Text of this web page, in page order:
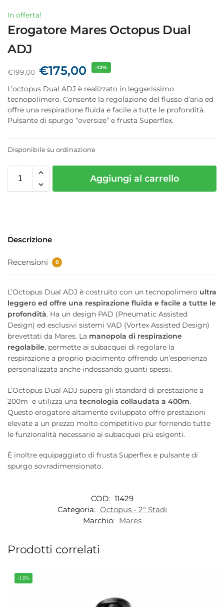
In offerta!
Erogatore Mares Octopus Dual
ADJ
€199,00 €175,00 -12%
L’octopus Dual ADJ è realizzato in leggerissimo
tecnopolimero. Consente la regolazione del flusso d’aria ed
offre una respirazione fluida e facile a tutte le profondità.
Pulsante di spurgo “oversize” e frusta Superflex.
Disponibile su ordinazione
Aggiungi al carrello
Descrizione
Recensioni 0
L’Octopus Dual ADJ è costruito con un tecnopolimero ultra
leggero ed offre una respirazione fluida e facile a tutte le
profondità. Ha un design PAD (Pneumatic Assisted
Design) ed esclusivi sistemi VAD (Vortex Assisted Design)
brevettati da Mares. La manopola di respirazione
regolabile, permette ai subacquei di regolare la
respirazione a proprio piacimento offrendo un’esperienza
personalizzata anche indossando guanti spessi.
L’Octopus Dual ADJ supera gli standard di prestazione a
200m e utilizza una tecnologia collaudata a 400m.
Questo erogatore altamente sviluppato offre prestazioni
elevate a un prezzo molto competitivo pur fornendo tutte
le funzionalità necessarie ai subacquei più esigenti.
È inoltre equipaggiato di frusta Superflex e pulsante di
spurgo sovradimensionato.
COD: 11429
Categoria: Octopus - 2° Stadi
Marchio: Mares
Prodotti correlati
-13%